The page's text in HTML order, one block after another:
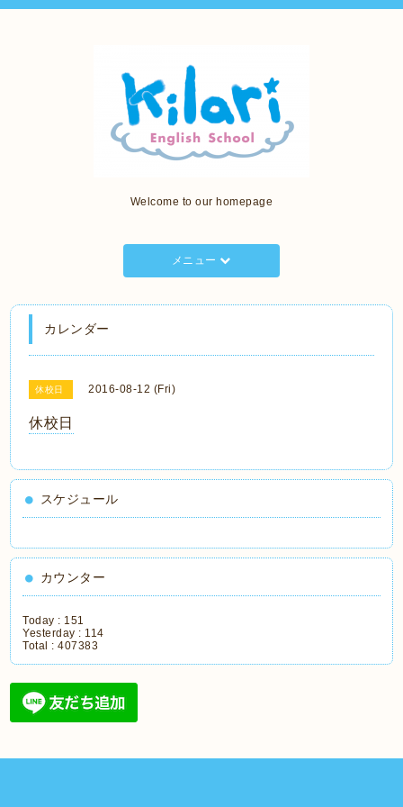
Welcome to our homepage
メニュー
カレンダー
休校日 2016-08-12 (Fri)
休校日
スケジュール
カウンター
Today : 151
Yesterday : 114
Total :407383